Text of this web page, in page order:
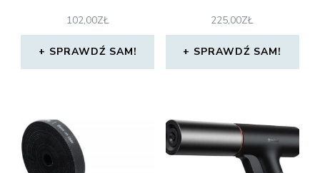
102,00ZŁ
SPRAWDŹ SAM!
225,00ZŁ
SPRAWDŹ SAM!